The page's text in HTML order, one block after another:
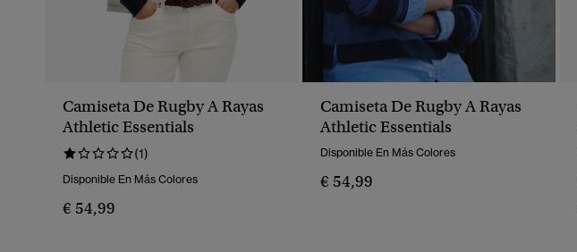
Camiseta De Rugby A Rayas
Athletic Essentials
(1)
Disponible En Más Colores
€ 54,99
Camiseta De Rugby A Rayas
Athletic Essentials
Disponible En Más Colores
€ 54,99